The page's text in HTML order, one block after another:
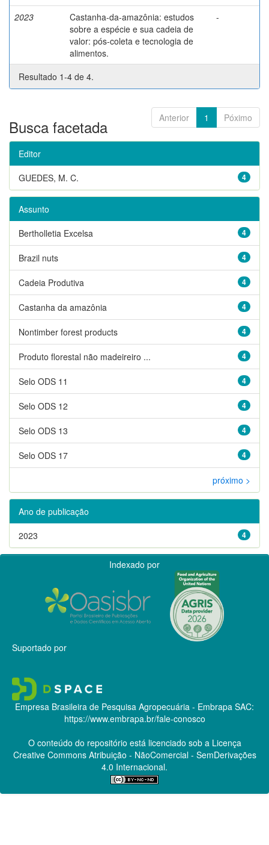
2023
Castanha-da-amazônia: estudos
sobre a espécie e sua cadeia de
valor: pós-coleta e tecnologia de
alimentos.
-
Resultado 1-4 de 4.
Anterior 1 Póximo
Busca facetada
Editor
4
GUEDES, M. C.
Assunto
4
Bertholletia Excelsa
4
Brazil nuts
4
Cadeia Produtiva
4
Castanha da amazônia
4
Nontimber forest products
4
Produto florestal não madeireiro ...
4
Selo ODS 11
4
Selo ODS 12
4
Selo ODS 13
4
Selo ODS 17
próximo >
Ano de publicação
4
2023
Indexado por
Suportado por
Empresa Brasileira de Pesquisa Agropecuária - Embrapa SAC:
https://www.embrapa.br/fale-conosco
O conteúdo do repositório está licenciado sob a Licença
Creative CommonsAtribuição - NãoComercial - SemDerivações
4.0 Internacional.